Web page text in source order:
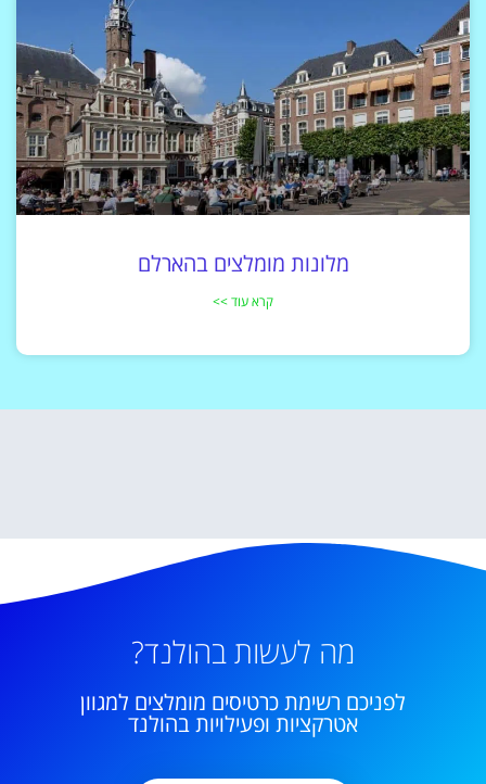
מלונות מומלצים בהארלם
קרא עוד >>
מה לעשות בהולנד?
לפניכם רשימת כרטיסים מומלצים למגוון
אטרקציות ופעילויות בהולנד